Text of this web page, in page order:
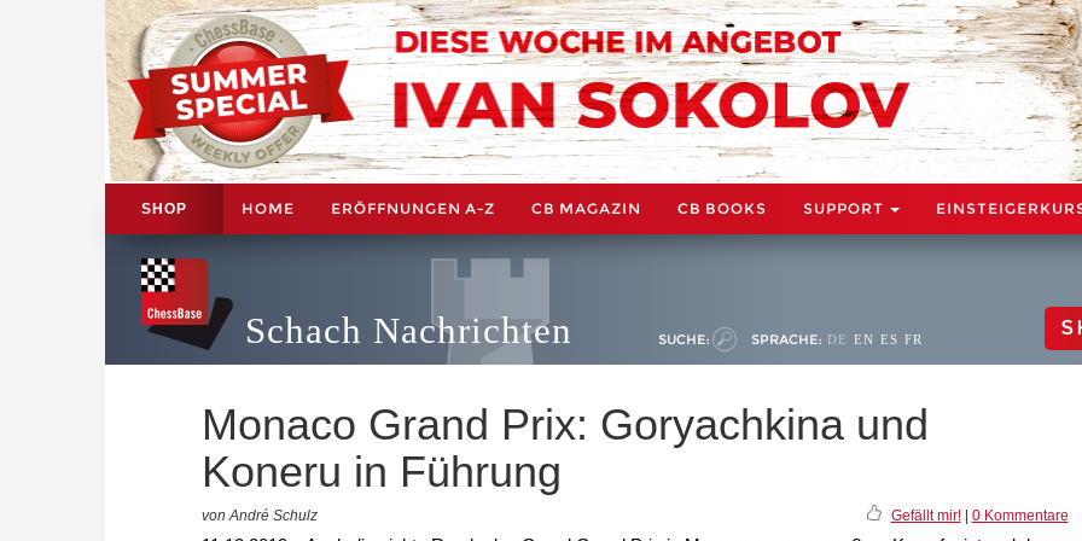
SHOP HOME ERÖFFNUNGEN A-Z CB MAGAZIN CB BOOKS SUPPORT
Schach Nachrichten SUCHE: SPRACHE: DE EN ES FR
Monaco Grand Prix: Goryachkina und
Koneru in Führung
von André Schulz Gefällt mir!| 0 Kommentare